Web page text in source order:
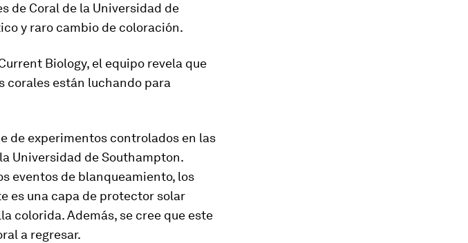
de Coral de la Universidad de
y raro cambio de coloración.
Biology, el equipo revela que
corales están luchando para
de experimentos controlados en las
Universidad de Southampton.
eventos de blanqueamiento, los
es una capa de protector solar
colorida. Además, se cree que este
a regresar.